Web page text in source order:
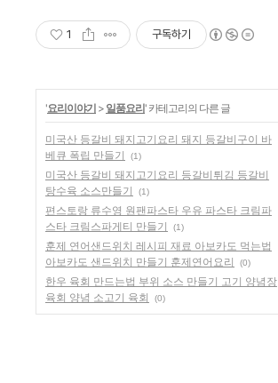
1 구독하기
'요리이야기 > 일품요리' 카테고리의 다른 글
미국산 등갈비 돼지고기요리 돼지 등갈비구이 바
베큐 폭립 만들기
(1)
미국산 등갈비 돼지고기요리 등갈비튀김 등갈비
탕수육 소스만들기
(1)
편스토랑 류수영 원팬파스타 우유 파스타 크림파
스타 크림스파게티 만들기
(1)
훈제 연어샌드위치 레시피 재료 아보카도 먹는법
아보카도 샌드위치 만들기 훈제연어요리
(0)
한우 육회 만드는법 부위 소스 만들기 고기 양념장
육회 양념 소고기 육회
(0)